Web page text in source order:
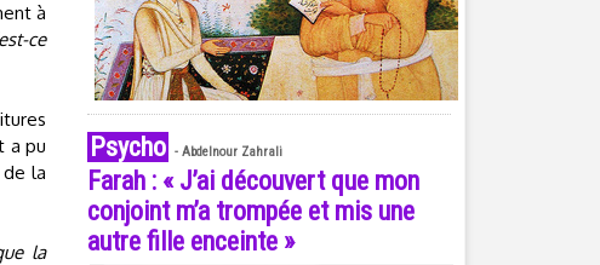
à
ce
a pu
la
la
Psycho - Abdelnour Zahrali
Farah : « J’ai découvert que mon
conjoint m’a trompée et mis une
autre fille enceinte »